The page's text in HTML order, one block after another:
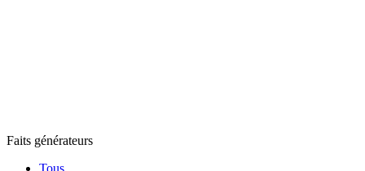
Faits générateurs
Tous